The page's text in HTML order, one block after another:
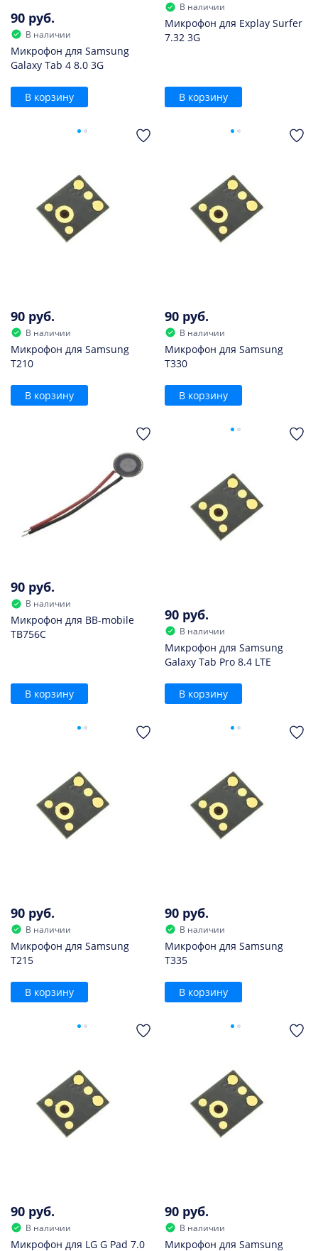
90 руб.
В наличии
Микрофон для Samsung
Galaxy Tab 4 8.0 3G
В корзину
В наличии
Микрофон для Explay Surfer
7.32 3G
В корзину
90 руб.
В наличии
Микрофон для Samsung
T210
В корзину
90 руб.
В наличии
Микрофон для Samsung
T330
В корзину
90 руб.
В наличии
Микрофон для BB-mobile
TB756C
В корзину
90 руб.
В наличии
Микрофон для Samsung
Galaxy Tab Pro 8.4 LTE
В корзину
90 руб.
В наличии
Микрофон для Samsung
T215
В корзину
90 руб.
В наличии
Микрофон для Samsung
T335
В корзину
90 руб.
В наличии
Микрофон для LG G Pad 7.0
90 руб.
В наличии
Микрофон для Samsung